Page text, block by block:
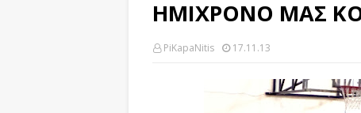
ΗΜΙΧΡΟΝΟ ΜΑΣ
PiKapaNitis 17.11.13